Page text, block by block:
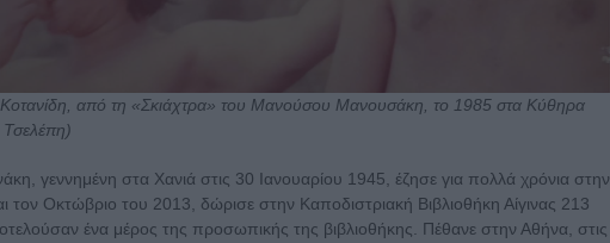
από τη «Σκιάχτρα» του Μανούσου Μανουσάκη, το 1985 στα Κύθηρα
γεννημένη στα Χανιά στις 30 Ιανουαρίου 1945, έζησε για πολλά χρόνια στην
τον Οκτώβριο του 2013, δώρισε στην Καποδιστριακή Βιβλιοθήκη Αίγινας 213
ένα μέρος της προσωπικής της βιβλιοθήκης. Πέθανε στην Αθήνα, στις